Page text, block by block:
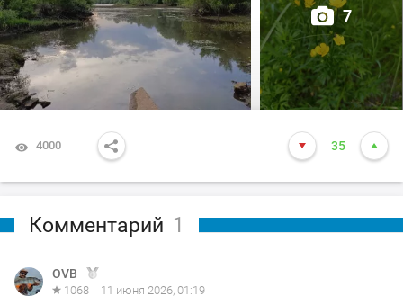
7
4000 35
Комментарий 1
OVB
1068 11 июня 2026, 01:19